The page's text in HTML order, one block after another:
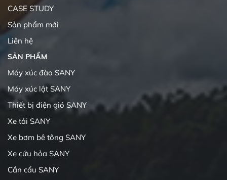
CASE STUDY
Sản phẩm mới
Liên hệ
SẢN PHẨM
Máy xúc đào SANY
Máy xúc lật SANY
Thiết bị điện gió SANY
Xe tải SANY
Xe bơm bê tông SANY
Xe cứu hỏa SANY
Cần cẩu SANY